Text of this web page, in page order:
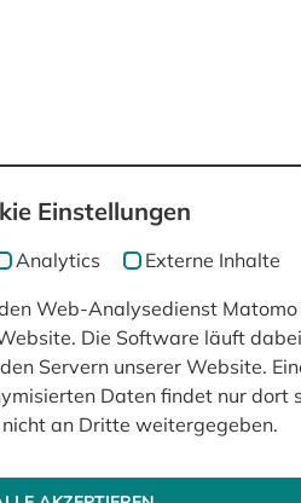
Einstellungen
Analytics Externe Inhalte
Web-Analysedienst Matomo
Die Software läuft dabei
Servern unserer Website.
Daten findet nur dort
an Dritte weitergegeben.